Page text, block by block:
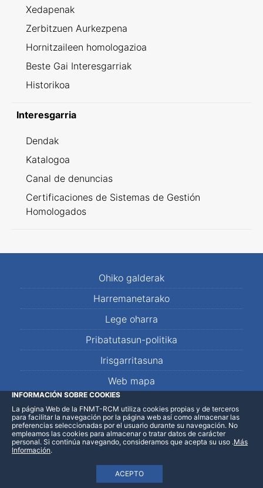
Xedapenak
Zerbitzuen Aurkezpena
Hornitzaileen homologazioa
Beste Gai Interesgarriak
Historikoa
Interesgarria
Dendak
Katalogoa
Canal de denuncias
Certificaciones de Sistemas de Gestión
Homologados
Ohiko galderak
Harremanetarako
Lege oharra
Pribatutasun-politika
Irisgarritasuna
Web mapa
LinkedInFacebookWhatsApp
INFORMACIÓN SOBRE COOKIES
La página Web de la FNMT-RCM utiliza cookies propias y de terceros
para facilitar la navegación por la página web así como almacenar las
preferencias seleccionadas por el usuario durante su navegación. No
empleamos las cookies para almacenar o tratar datos de carácter
personal. Si continúa navegando, consideramos que acepta su uso
ACEPTO
.Más
Información.